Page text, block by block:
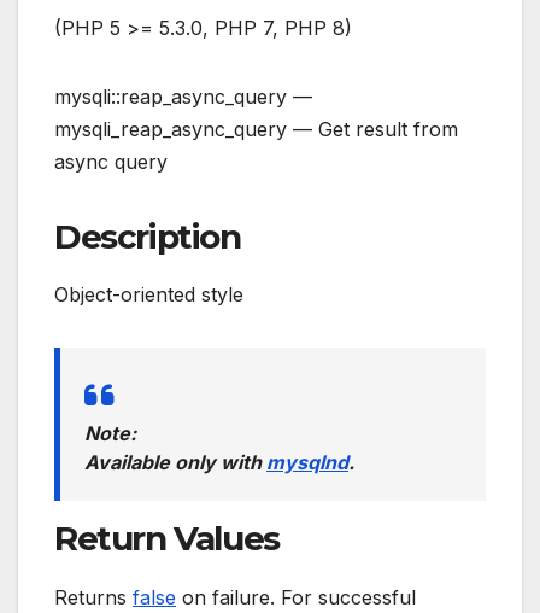
(PHP 5 >= 5.3.0, PHP 7, PHP 8)
mysqli::reap_async_query —
mysqli_reap_async_query — Get result from
async query
Description
Object-oriented style
Note:
Available only with mysqlnd.
Return Values
Returns false on failure. For successful